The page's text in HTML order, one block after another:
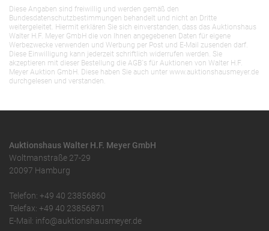
Diese Angaben sind freiwillig und werden gemäß den
Bundesdatenschutzbestimmungen behandelt und nicht an Dritte
weitergeleitet. Hiermit erklären Sie sich einverstanden, dass das Auktionshaus
Walter H.F. Meyer GmbH die von Ihnen angegebenen Daten für eigene
Werbezwecke verwenden und Werbung per Post und E-Mail zusenden darf.
Diese Einwilligung kann jederzeit schriftlich widerrufen werden. Sie
akzeptieren mit dieser Bestellung die AGB`s für Auktionen von Walter H.F.
Meyer Auktion GmbH. Diese haben Sie auch unter www.auktionshausmeyer.de
durchgelesen und verstanden.
Auktionshaus Walter H.F. Meyer GmbH
Woltmanstraße 27-29
20097 Hamburg
Telefon: +49 40 23856860
Telefax: +49 40 23856871
E-Mail: info@auktionshausmeyer.de